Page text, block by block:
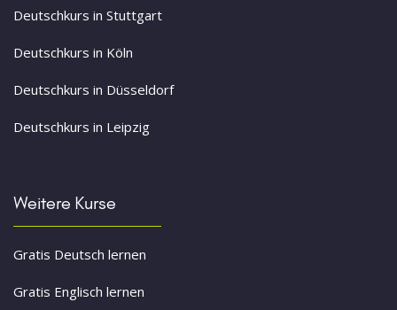
Deutschkurs in Stuttgart
Deutschkurs in Köln
Deutschkurs in Düsseldorf
Deutschkurs in Leipzig
Weitere Kurse
Gratis Deutsch lernen
Gratis Englisch lernen